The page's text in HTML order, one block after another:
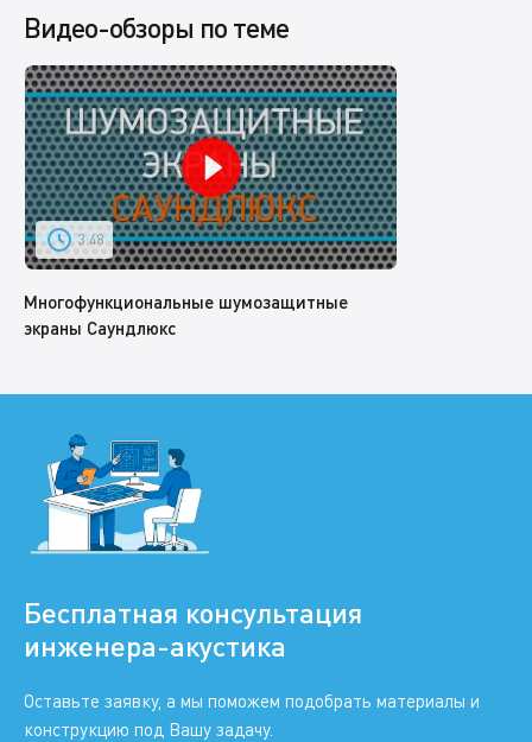
Видео-обзоры по теме
3:48
Многофункциональные шумозащитные
экраны Саундлюкс
Бесплатная консультация
инженера-акустика
Оставьте заявку, а мы поможем подобрать материалы и
конструкцию под Вашу задачу.